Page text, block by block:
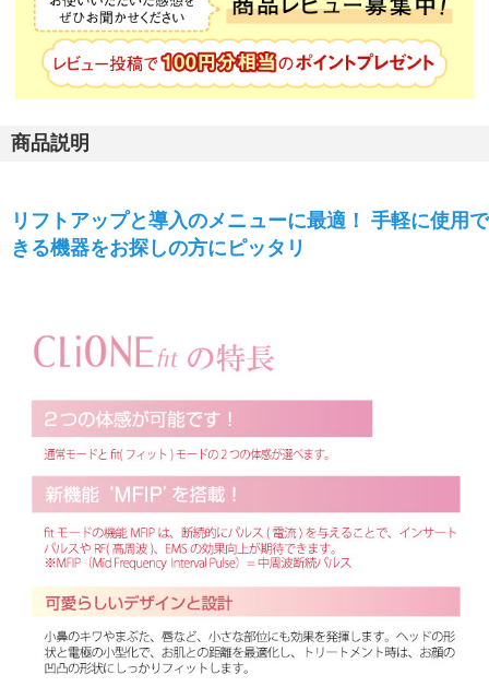
商品説明
リフトアップと導入のメニューに最適！ 手軽に使用で
きる機器をお探しの方にピッタリ